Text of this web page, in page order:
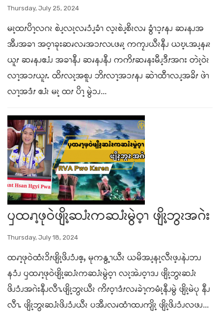
Thursday, July 25, 2024
မၩ့ထၭပိၫ့လဂၩ စဲၪ့လၩ့လၧၥံၪ့ခံၫ လ့ၩစဲၪ့စိၩလၧ ခွံၫၥ့ၭနၪ ဆၧနၪအ
အီၪအခၫ အဝ့ၫခုးဆၧလၧအၥၭလၬဖၧၩ့ ကကၠၪယီၩနီၪ ယဎ့ၬအၪ့နၧၩ
ယူၭ ဆၧနၪဧၨၪ အခၫနီၪ ဆၧနၪနီၪ ကကိၭဆၧနးမီၪ့ဒီၭအဂး တဲၩ့ဝဲၩ
လၫ့အၥၭယူၭႉ ထိၭလၩ့အစူၪ ဘိၭလၫ့အၥၭနၪ ဆဲၫထီၫလၪ့အခိၭ ဖဲၫ
လၫ့အဒံၭ ဧၨၩ မၩ့ ထၭ ပိၫ့ မွဲၥၪ...
ၦထၧၫ့ဖုဝဲဖျိၩ့ဆၨၩကဆၨၩမွဲဝ့ၫ ဖျိၩ့ဘွၩအဂဲး
Thursday, July 18, 2024
ထၧၫ့ဖုဝဲထံၩၥိၭဖျိၩ့ဖိၪၥံၪဧ့ႇ မုကနွ့ၫယီၩ ယမိအၪ့နၩ့လီၩဖ့ၪနဲၪဘၪ
နၥံၪ ၦထၧၫ့ဖုဝဲဖျိၩ့ဆၨၩကဆၨၩမွဲဝ့ၫ လၩ့အဲၪဝ့ၫဒၪ ဖျိၩ့ဘွၩဆၨၩ
ဖိၪၥံၪအဂဲးနီၪလီၫႉဖျိၩ့ဘွၩယီၩ ကိၭဝ့ၫဒံၭလၧခဲၫ့ကမံၩ့နီၪမွဲ ဖျိၩ့မဲပု နီၪ
လီၫႉ ဖျိၩ့ဘွၩဆၨၩဖိၪၥံၪယီၩ ပအီၪလၧထံၫထၪကျိၩ့ ဖျိၩ့ဖိၪၥံၪလဖၪ...